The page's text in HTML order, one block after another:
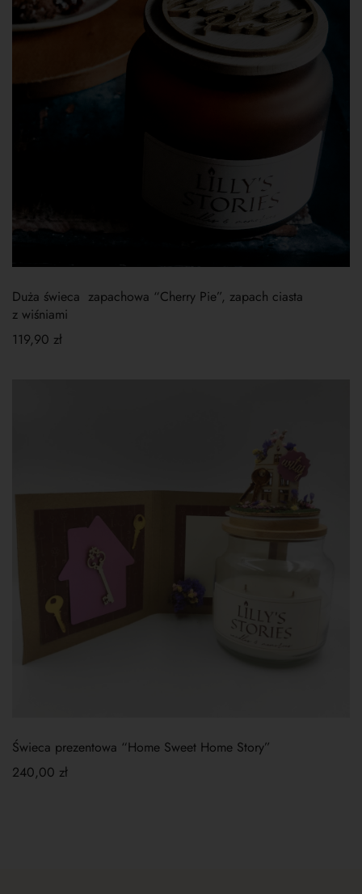
Duża świeca zapachowa “Cherry Pie”, zapach ciasta
z wiśniami
119,90 zł
Świeca prezentowa “Home Sweet Home Story”
240,00 zł